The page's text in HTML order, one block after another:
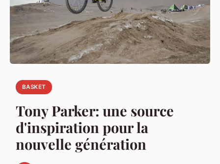
BASKET
Tony Parker: une source
d'inspiration pour la
nouvelle génération